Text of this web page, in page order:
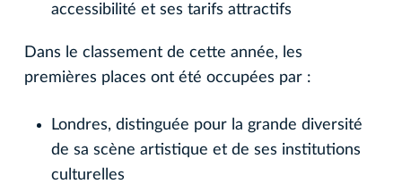
accessibilité et ses tarifs attractifs
Dans le classement de cette année, les
premières places ont été occupées par :
Londres, distinguée pour la grande diversité
de sa scène artistique et de ses institutions
culturelles